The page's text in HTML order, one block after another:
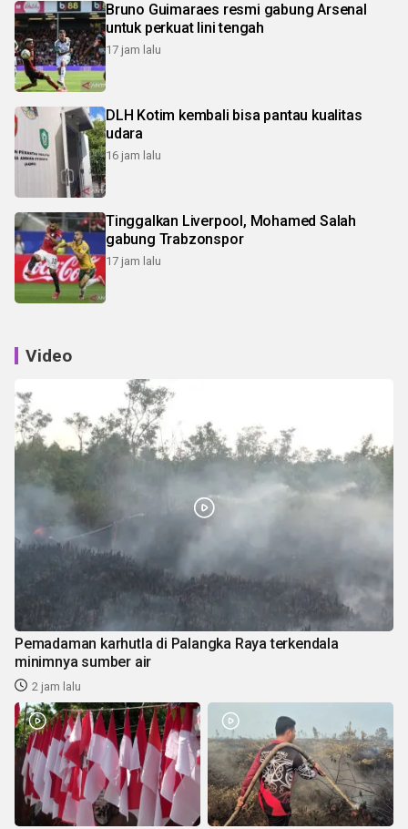
Bruno Guimaraes resmi gabung Arsenal
untuk perkuat lini tengah
17 jam lalu
DLH Kotim kembali bisa pantau kualitas
udara
16 jam lalu
Tinggalkan Liverpool, Mohamed Salah
gabung Trabzonspor
17 jam lalu
Video
Pemadaman karhutla di Palangka Raya terkendala
minimnya sumber air
2 jam lalu